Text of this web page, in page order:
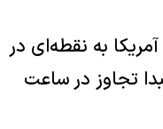
به نقطه‌ای در
تجاوز در ساعت